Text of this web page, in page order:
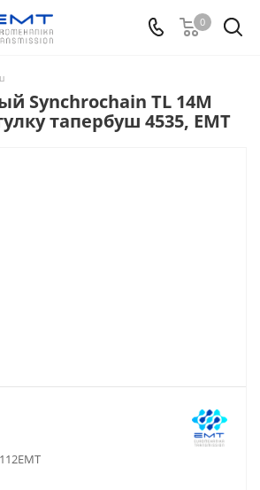
0
Synchrochain TL 14M
тапербуш 4535, EMT